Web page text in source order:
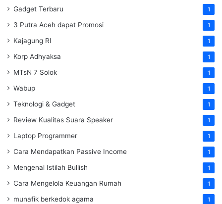
Gadget Terbaru 1
3 Putra Aceh dapat Promosi 1
Kajagung RI 1
Korp Adhyaksa 1
MTsN 7 Solok 1
Wabup 1
Teknologi & Gadget 1
Review Kualitas Suara Speaker 1
Laptop Programmer 1
Cara Mendapatkan Passive Income 1
Mengenal Istilah Bullish 1
Cara Mengelola Keuangan Rumah 1
munafik berkedok agama 1